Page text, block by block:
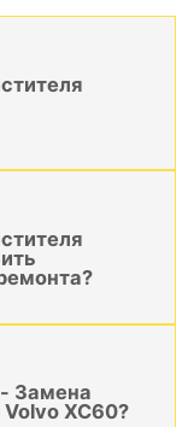
Замена
XC60?